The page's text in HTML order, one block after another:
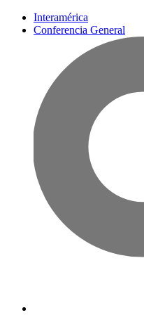
Interamérica
Conferencia General